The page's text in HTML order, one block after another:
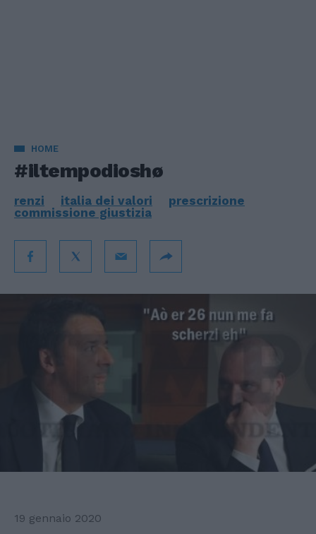
HOME
#iltempodioshø
renzi italia dei valori
prescrizione
commissione giustizia
19 gennaio 2020